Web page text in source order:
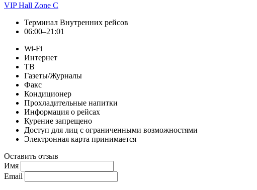
VIP Hall Zone C
Терминал Внутренних рейсов
06:00–21:01
Wi-Fi
Интернет
ТВ
Газеты/Журналы
Факс
Кондиционер
Прохладительные напитки
Информация о рейсах
Курение запрещено
Доступ для лиц с ограниченными возможностями
Электронная карта принимается
Оставить отзыв
Имя
Email